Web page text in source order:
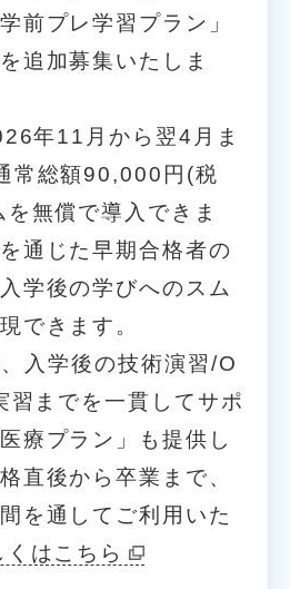
前プレ学習プラン」
追加募集いたしま
年11月から翌4月ま
常総額90,000円(税
無償で導入できま
通じた早期合格者の
学後の学びへのスム
できます。
入学後の技術演習/O
習までを一貫してサポ
療プラン」も提供し
直後から卒業まで、
を通してご利用いた
くはこちら